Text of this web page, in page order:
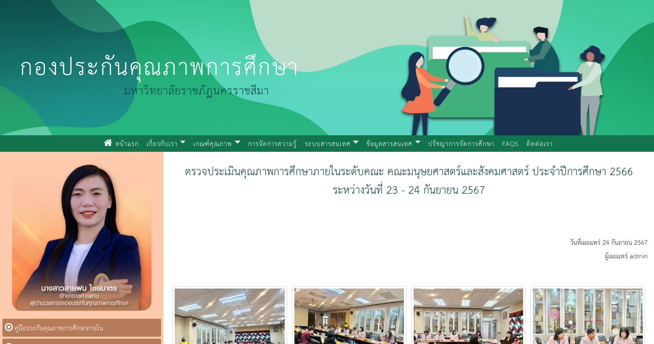
กองประกันคุณภาพการศึกษา
มหาวิทยาลัยราชภัฏนครราชสีมา
หน้าแรก(current)
เกี่ยวกับเรา เกณฑ์คุณภาพ การจัดการความรู้ ระบบสารสนเทศ ข้อมูลสารสนเทศ ปรัชญาการจัดการศึกษา FAQS ติดต่อเรา
คู่มือประกันคุณภาพการศึกษาภายใน
ตรวจประเมินคุณภาพการศึกษาภายในระดับคณะ คณะมนุษยศาสตร์และสังคมศาสตร์ ประจำปีการศึกษา 2566
ระหว่างวันที่ 23 - 24 กันยายน 2567
วันที่เผยแพร่ 24 กันยายน 2567
ผู้เผยแพร่ admin